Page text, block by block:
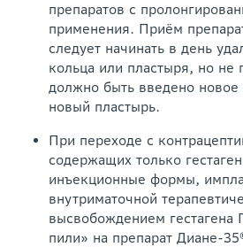
препаратов с
применения. Приём
следует начинать в день
кольца или пластыря, но не
должно быть введено новое
новый пластырь.
При переходе с
содержащих только
инъекционные формы,
внутриматочной
высвобождением гестагена
пили» на препарат Диане-